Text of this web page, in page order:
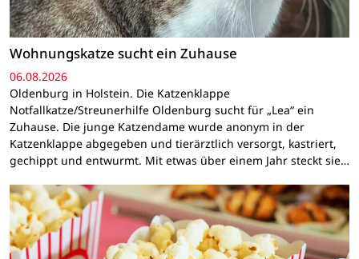
Wohnungskatze sucht ein Zuhause
06.08.2026
Oldenburg in Holstein. Die Katzenklappe
Notfallkatze/Streunerhilfe Oldenburg sucht für „Lea“ ein
Zuhause. Die junge Katzendame wurde anonym in der
Katzenklappe abgegeben und tierärztlich versorgt, kastriert,
gechippt und entwurmt. Mit etwas über einem Jahr steckt sie…